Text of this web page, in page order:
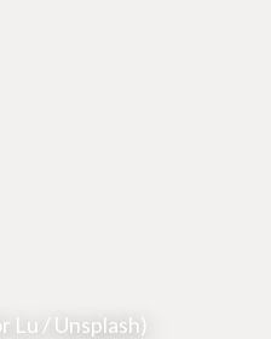
Lu / Unsplash)